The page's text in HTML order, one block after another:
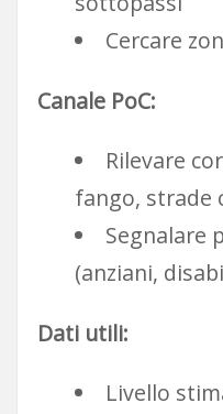
Cercare
Canale PoC:
Rilevare
fango, strade
Segnalare
(anziani,
Dati utili:
Livello